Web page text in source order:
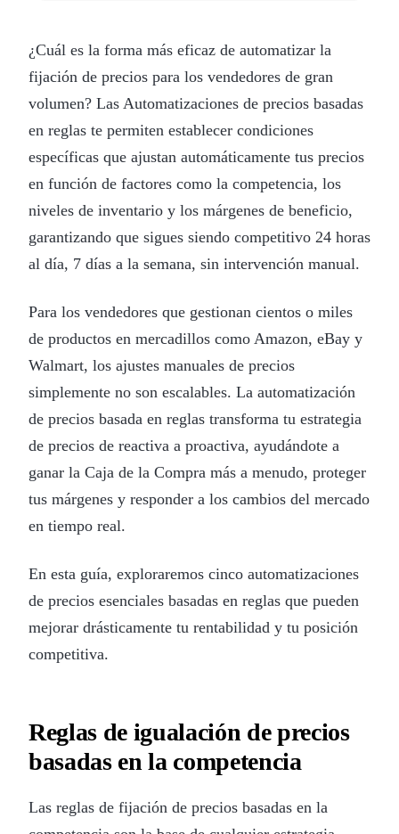
¿Cuál es la forma más eficaz de automatizar la
fijación de precios para los vendedores de gran
volumen? Las Automatizaciones de precios basadas
en reglas te permiten establecer condiciones
específicas que ajustan automáticamente tus precios
en función de factores como la competencia, los
niveles de inventario y los márgenes de beneficio,
garantizando que sigues siendo competitivo 24 horas
al día, 7 días a la semana, sin intervención manual.
Para los vendedores que gestionan cientos o miles
de productos en mercadillos como Amazon, eBay y
Walmart, los ajustes manuales de precios
simplemente no son escalables. La automatización
de precios basada en reglas transforma tu estrategia
de precios de reactiva a proactiva, ayudándote a
ganar la Caja de la Compra más a menudo, proteger
tus márgenes y responder a los cambios del mercado
en tiempo real.
En esta guía, exploraremos cinco automatizaciones
de precios esenciales basadas en reglas que pueden
mejorar drásticamente tu rentabilidad y tu posición
competitiva.
Reglas de igualación de precios
basadas en la competencia
Las reglas de fijación de precios basadas en la